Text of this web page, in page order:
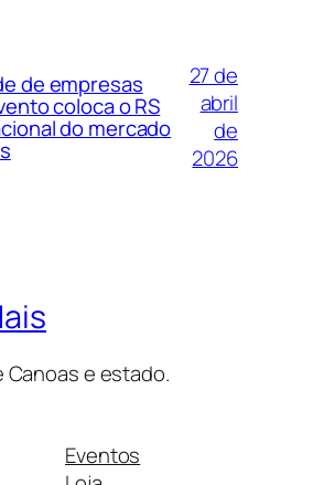
de empresas
coloca o RS
do mercado
27 de
abril
de
2026
Canoas e estado.
Eventos